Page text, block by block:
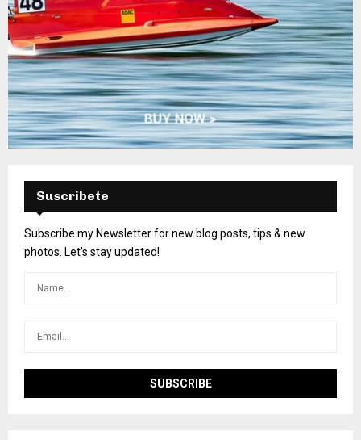
Suscribete
Subscribe my Newsletter for new blog posts, tips & new
photos. Let's stay updated!